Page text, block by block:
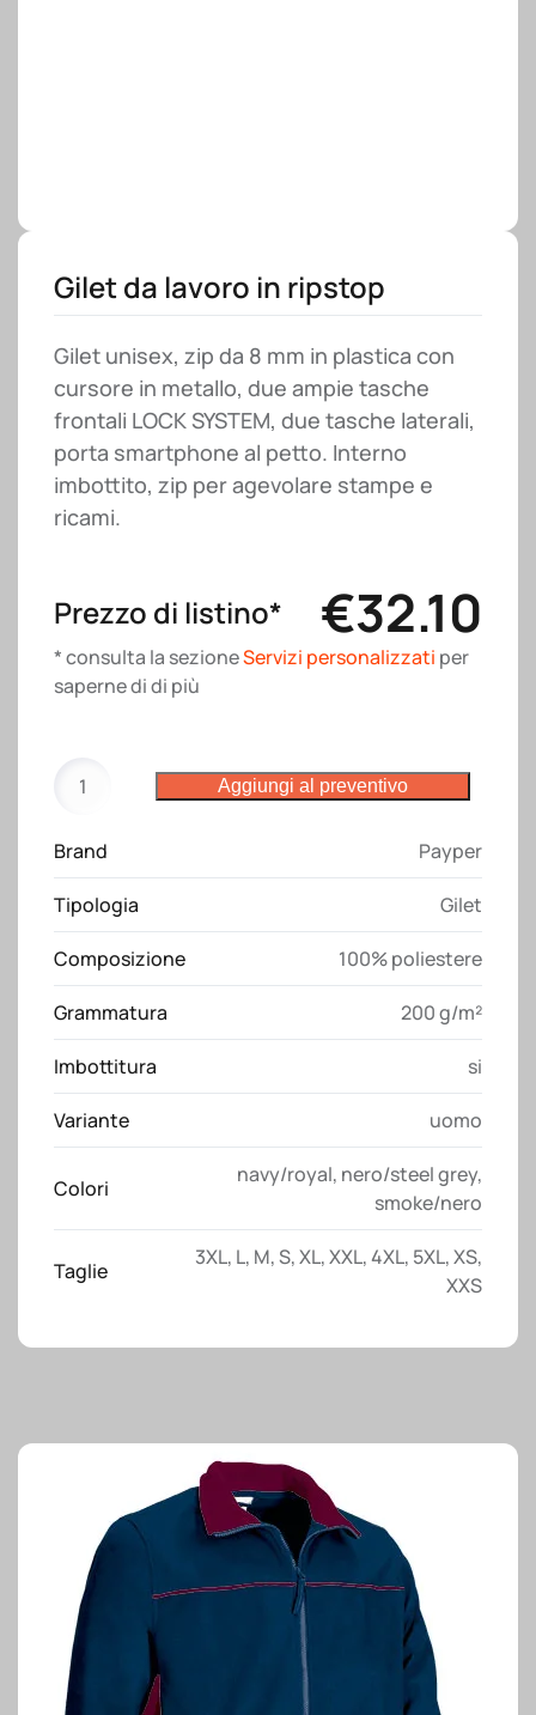
Gilet da lavoro in ripstop
Gilet unisex, zip da 8 mm in plastica con
cursore in metallo, due ampie tasche
frontali LOCK SYSTEM, due tasche laterali,
porta smartphone al petto. Interno
imbottito, zip per agevolare stampe e
ricami.
Prezzo di listino* €32.10
* consulta la sezioneServizi personalizzati per
saperne di di più
Wanted
quantità
Aggiungi al preventivo
Brand Payper
Tipologia Gilet
Composizione 100% poliestere
Grammatura 200 g/m²
Imbottitura si
Variante uomo
Colori
navy/royal, nero/steel grey,
smoke/nero
Taglie
3XL, L, M,S,XL,XXL,4XL, 5XL,XS,
XXS